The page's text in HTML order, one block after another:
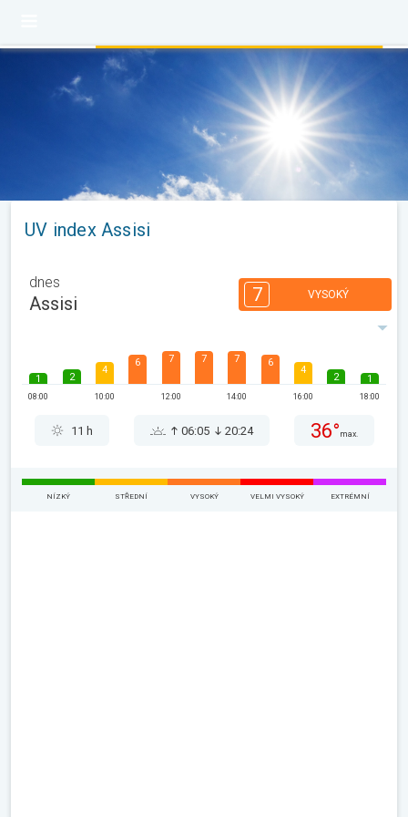
UV index Assisi
dnes
Assisi 7 VYSOKÝ
1
08:00
2
4
10:00
6 7
12:00
7 7
14:00
6
4
16:00
2 1
18:00
11 h 06:05 20:24 36° max.
NÍZKÝ STŘEDNÍ VYSOKÝ VELMI VYSOKÝ EXTRÉMNÍ